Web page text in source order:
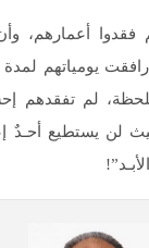
فقدوا أعمارهم،
رافقت يومياتهم
لم تفقدهم
لن يستطيع أحـدٌ